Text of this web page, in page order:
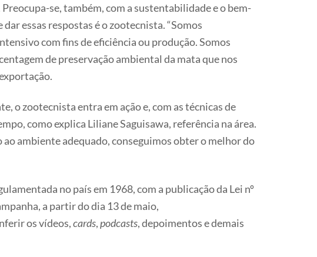
se, também, com a sustentabilidade e o bem-
essas respostas é o zootecnista. “Somos
com fins de eficiência ou produção. Somos
de preservação ambiental da mata que nos
o zootecnista entra em ação e, com as técnicas de
como explica Liliane Saguisawa, referência na área.
ao ambiente adequado, conseguimos obter o melhor do
no país em 1968, com a publicação da Lei nº
a partir do dia 13 de maio,
os vídeos,cards,podcasts, depoimentos e demais